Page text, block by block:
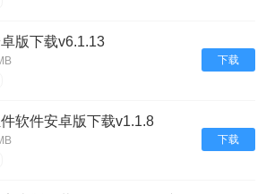
版下载v6.1.13
下载
软件安卓版下载v1.1.8
下载